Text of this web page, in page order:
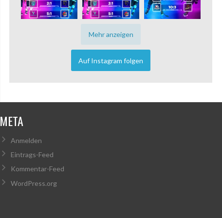
Mehr anzeigen
Auf Instagram folgen
META
Anmelden
Eintrags-Feed
Kommentar-Feed
WordPress.org